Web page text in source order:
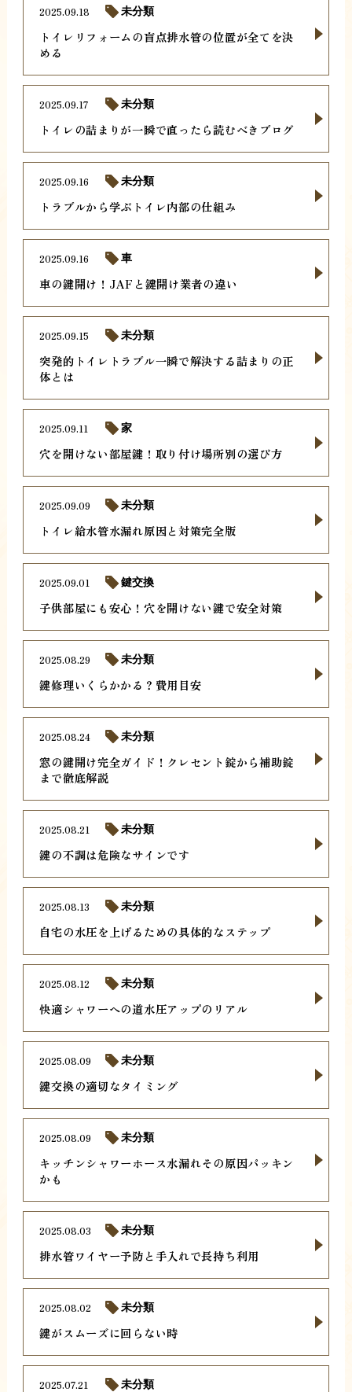
トイレリフォームの盲点排水管の位置が全てを決
める
2025.09.18 未分類
トイレの詰まりが一瞬で直ったら読むべきブログ
2025.09.17 未分類
トラブルから学ぶトイレ内部の仕組み
2025.09.16 未分類
車の鍵開け！JAFと鍵開け業者の違い
2025.09.16 車
突発的トイレトラブル一瞬で解決する詰まりの正
体とは
2025.09.15 未分類
穴を開けない部屋鍵！取り付け場所別の選び方
2025.09.11 家
トイレ給水管水漏れ原因と対策完全版
2025.09.09 未分類
子供部屋にも安心！穴を開けない鍵で安全対策
2025.09.01 鍵交換
鍵修理いくらかかる？費用目安
2025.08.29 未分類
窓の鍵開け完全ガイド！クレセント錠から補助錠
まで徹底解説
2025.08.24 未分類
鍵の不調は危険なサインです
2025.08.21 未分類
自宅の水圧を上げるための具体的なステップ
2025.08.13 未分類
快適シャワーへの道水圧アップのリアル
2025.08.12 未分類
鍵交換の適切なタイミング
2025.08.09 未分類
キッチンシャワーホース水漏れその原因パッキン
かも
2025.08.09 未分類
排水管ワイヤー予防と手入れで長持ち利用
2025.08.03 未分類
鍵がスムーズに回らない時
2025.08.02 未分類
2025.07.21 未分類